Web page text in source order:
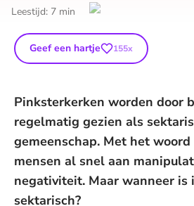
Leestijd: 7 min
Geef een hartje 155x
Pinksterkerken worden door
regelmatig gezien als
gemeenschap. Met het woord
mensen al snel aan
negativiteit. Maar wanneer is
sektarisch?